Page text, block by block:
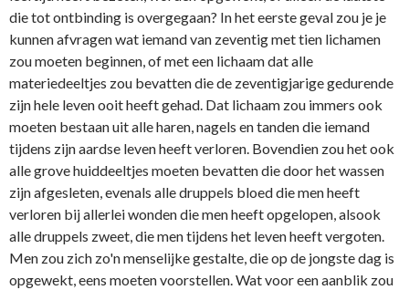
die tot o­ntbinding is overgegaan? In het eerste geval zou je je
kunnen afvragen wat iemand van zeventig met tien lichamen
zou moeten beginnen, of met een lichaam dat alle
materiedeeltjes zou bevatten die de zeventigjarige gedurende
zijn hele leven ooit heeft gehad. Dat lichaam zou immers ook
moeten bestaan uit alle haren, nagels en tanden die iemand
tijdens zijn aardse leven heeft verloren. Bovendien zou het ook
alle grove huiddeeltjes moeten bevatten die door het wassen
zijn afgesleten, evenals alle druppels bloed die men heeft
verloren bij allerlei wonden die men heeft opgelopen, alsook
alle druppels zweet, die men tijdens het leven heeft vergoten.
Men zou zich zo'n menselijke gestalte, die op de jongste dag is
opgewekt, eens moeten voorstellen. Wat voor een aanblik zou